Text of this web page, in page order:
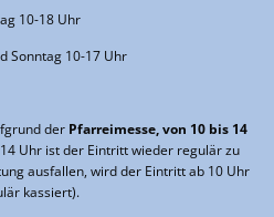
10-18 Uhr
Sonntag 10-17 Uhr
der Pfarreimesse, von 10 bis 14
Uhr ist der Eintritt wieder regulär zu
ausfallen, wird der Eintritt ab 10 Uhr
kassiert).